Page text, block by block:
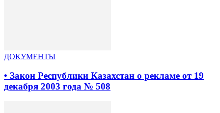
ДОКУМЕНТЫ
• Закон Республики Казахстан о рекламе от 19
декабря 2003 года № 508